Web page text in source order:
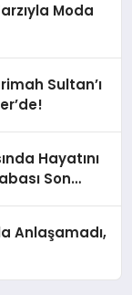
Moda
Sultan’ı
Hayatını
Son
Anlaşamadı,